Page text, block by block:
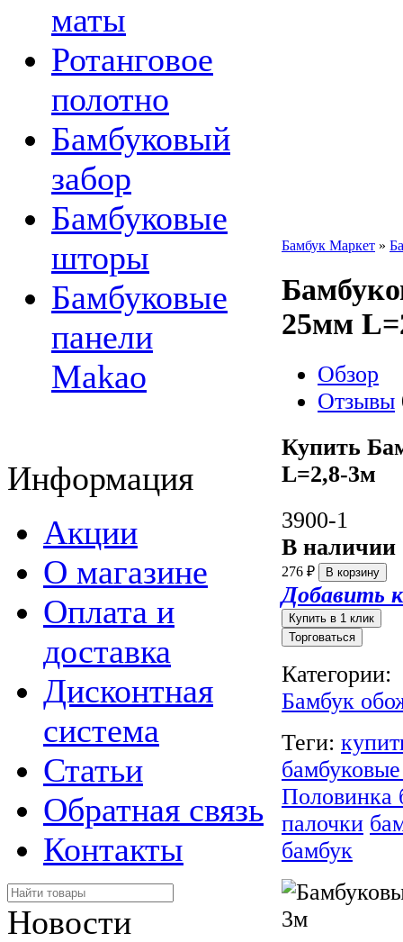
маты
Ротанговое
полотно
Бамбуковый
забор
Бамбуковые
шторы
Бамбуковые
панели
Makao
Информация
Акции
О магазине
Оплата и
доставка
Дисконтная
система
Статьи
Обратная связь
Контакты
Новости
Бамбук Маркет »
25мм
Обзор
Отзывы
Купить
L=2,8-3м
3900-1
В наличии
276 ₽
Добавить
Торговаться
Категории:
Бамбук
Теги:
Половинка
палочки
бамбук